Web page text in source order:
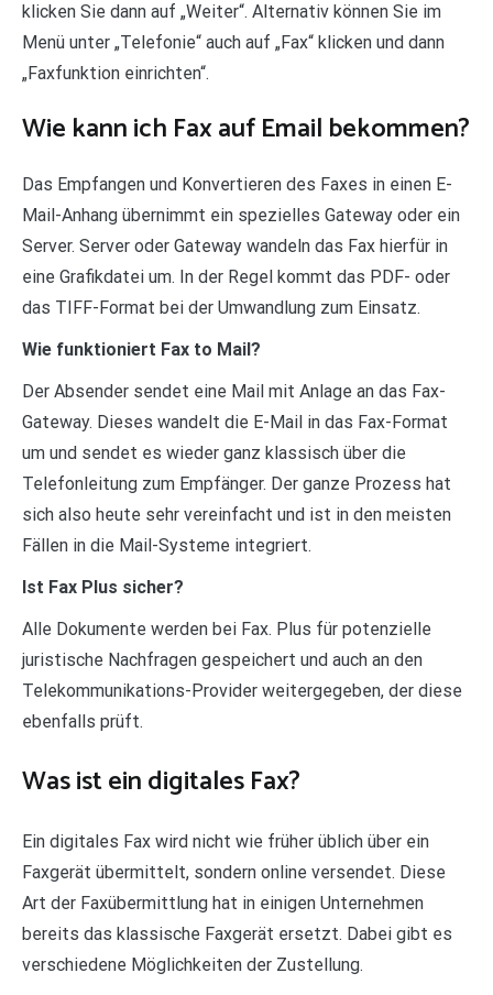
klicken Sie dann auf „Weiter“. Alternativ können Sie im
Menü unter „Telefonie“ auch auf „Fax“ klicken und dann
„Faxfunktion einrichten“.
Wie kann ich Fax auf Email bekommen?
Das Empfangen und Konvertieren des Faxes in einen E-
Mail-Anhang übernimmt ein spezielles Gateway oder ein
Server. Server oder Gateway wandeln das Fax hierfür in
eine Grafikdatei um. In der Regel kommt das PDF- oder
das TIFF-Format bei der Umwandlung zum Einsatz.
Wie funktioniert Fax to Mail?
Der Absender sendet eine Mail mit Anlage an das Fax-
Gateway. Dieses wandelt die E-Mail in das Fax-Format
um und sendet es wieder ganz klassisch über die
Telefonleitung zum Empfänger. Der ganze Prozess hat
sich also heute sehr vereinfacht und ist in den meisten
Fällen in die Mail-Systeme integriert.
Ist Fax Plus sicher?
Alle Dokumente werden bei Fax. Plus für potenzielle
juristische Nachfragen gespeichert und auch an den
Telekommunikations-Provider weitergegeben, der diese
ebenfalls prüft.
Was ist ein digitales Fax?
Ein digitales Fax wird nicht wie früher üblich über ein
Faxgerät übermittelt, sondern online versendet. Diese
Art der Faxübermittlung hat in einigen Unternehmen
bereits das klassische Faxgerät ersetzt. Dabei gibt es
verschiedene Möglichkeiten der Zustellung.